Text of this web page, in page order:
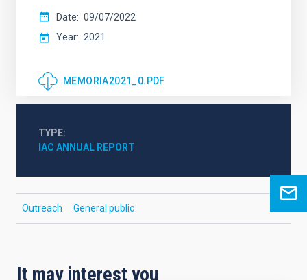
Date
09/07/2022
Year
2021
MEMORIA2021_0.PDF
TYPE
IAC ANNUAL REPORT
Outreach General public
It may interest you